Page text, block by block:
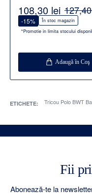
În stoc magazin
*Promotie in limita stocului
-15%
108,30 lei
Adaugă în Coş
ETICHETE: Tricou Polo BWT
Fii
Abonează-te la